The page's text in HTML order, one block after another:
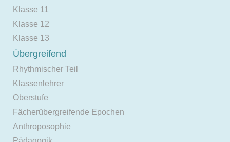
Klasse 11
Klasse 12
Klasse 13
Übergreifend
Rhythmischer Teil
Klassenlehrer
Oberstufe
Fächerübergreifende Epochen
Anthroposophie